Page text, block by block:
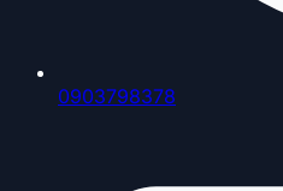
0903798378